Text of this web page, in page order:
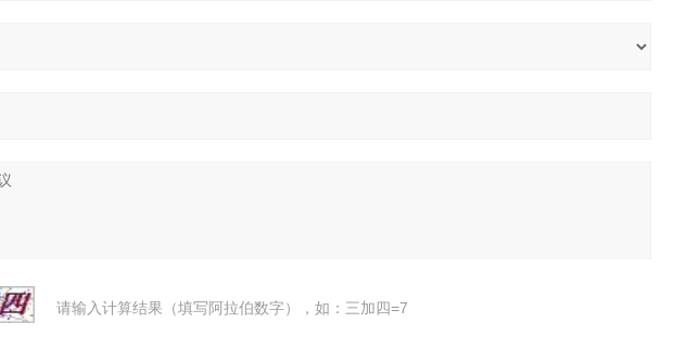
请输入计算结果（填写阿拉伯数字），如：三加四=7